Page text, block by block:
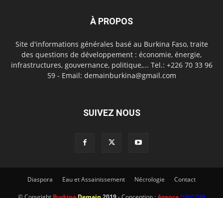
À PROPOS
Site d'informations générales basé au Burkina Faso, traite
des questions de développement : économie, énergie,
infrastructures, gouvernance, politique,... Tel.: +226 70 33 96
59 - Email: demainburkina@gmail.com
SUIVEZ NOUS
Diaspora Eau et Assainissement Nécrologie Contact